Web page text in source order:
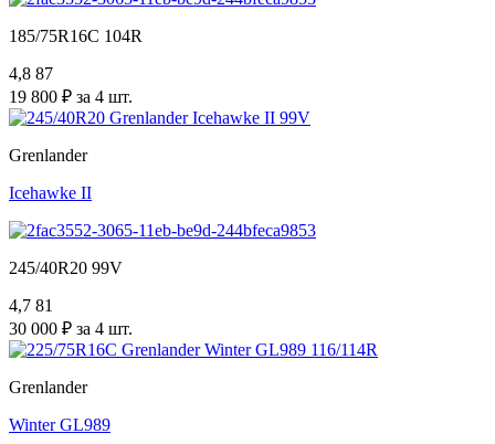
185/75R16C 104R
4,8 87
19 800 ₽ за 4 шт.
Grenlander
Icehawke II
245/40R20 99V
4,7 81
30 000 ₽ за 4 шт.
Grenlander
Winter GL989